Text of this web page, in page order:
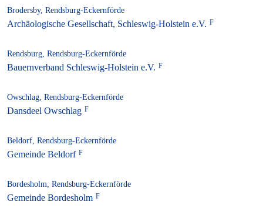
Brodersby, Rendsburg-Eckernförde
Archäologische Gesellschaft, Schleswig-Holstein e.V.
Rendsburg, Rendsburg-Eckernförde
Bauernverband Schleswig-Holstein e.V.
Owschlag, Rendsburg-Eckernförde
Dansdeel Owschlag
Beldorf, Rendsburg-Eckernförde
Gemeinde Beldorf
Bordesholm, Rendsburg-Eckernförde
Gemeinde Bordesholm